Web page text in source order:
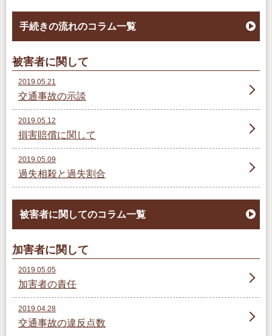
手続きの流れのコラム一覧
被害者に関して
2019.05.21
交通事故の示談
2019.05.12
損害賠償に関して
2019.05.09
過失相殺と過失割合
被害者に関してのコラム一覧
加害者に関して
2019.05.05
加害者の責任
2019.04.28
交通事故の違反点数